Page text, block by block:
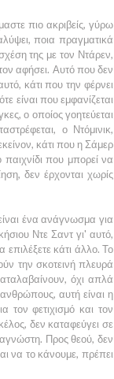
πιο ακριβείς, γύρω
ποια πραγματικά
της με τον Ντάρεν,
αφήσει. Αυτό που δεν
κάτι που την φέρνει
είναι που εμφανίζεται
ο οποίος γοητεύεται
ο Ντόμινικ,
κάτι που η Σάμερ
που μπορεί να
δεν έρχονται χωρίς
ένα ανάγνωσμα για
Ντε Σαντ γι' αυτό,
επιλέξετε κάτι άλλο. Το
την σκοτεινή πλευρά
όχι απλά
ανθρώπους, αυτή είναι η
τον φετιχισμό και τον
δεν καταφεύγει σε
Προς θεού, δεν
να το κάνουμε, πρέπει